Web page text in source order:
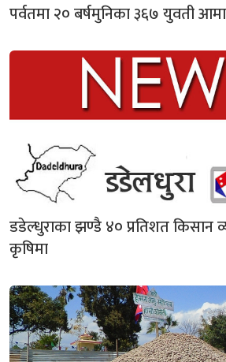
पर्वतमा २० बर्षमुनिका ३६७ युवती आमा
डडेल्धुराका झण्डै ४० प्रतिशत किसान
कृषिमा